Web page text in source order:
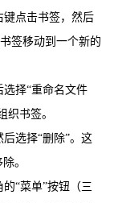
键点击书签，然后
签移动到一个新的
择“重命名文件
织书签。
选择“删除”。这
。
“菜单”按钮（三